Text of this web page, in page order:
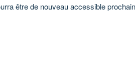
être de nouveau accessible